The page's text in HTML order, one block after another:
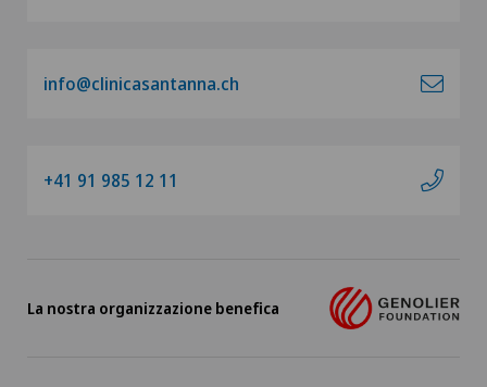
info@clinicasantanna.ch
+41 91 985 12 11
La nostra organizzazione benefica